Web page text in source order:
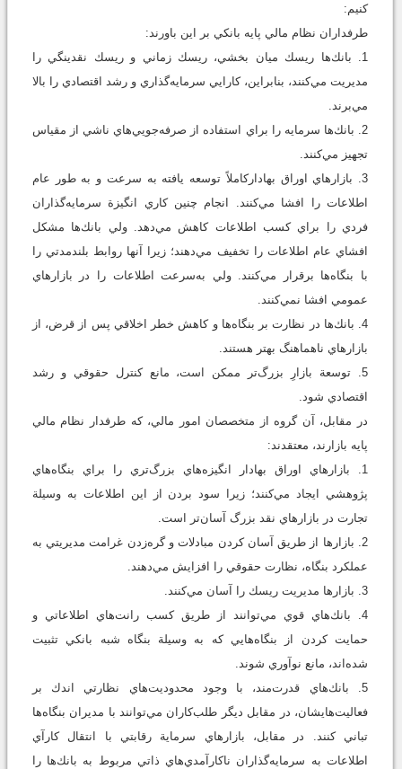
كنيم:
طرفداران نظام مالي پايه بانكي بر اين باورند:
1. بانك‌ها ريسك ميان بخشي، ريسك زماني و ريسك نقدينگي را
مديريت مي‌كنند، بنابراين، كارايي سرمايه‌گذاري و رشد اقتصادي را بالا
مي‌برند.
2. بانك‌ها سرمايه را براي استفاده از صرفه‌جويي‌هاي ناشي از مقياس
تجهيز مي‌كنند.
3. بازارهاي اوراق بهاداركاملاً توسعه يافته به سرعت و به طور عام
اطلاعات را افشا مي‌كنند. انجام چنين كاري انگيزة سرمايه‌گذاران
فردي را براي كسب اطلاعات كاهش مي‌دهد. ولي بانك‌ها مشكل
افشاي عام اطلاعات را تخفيف مي‌دهند؛ زيرا آنها روابط بلندمدتي را
با بنگاه‌ها برقرار مي‌كنند. ولي به‌سرعت اطلاعات را در بازارهاي
عمومي افشا نمي‌كنند.
4. بانك‌ها در نظارت بر بنگاه‌ها و كاهش خطر اخلاقي پس از قرض، از
بازارهاي ناهماهنگ بهتر هستند.
5. توسعة بازارِ بزرگ‌تر ممكن است، مانع كنترل حقوقي و رشد
اقتصادي شود.
در مقابل، آن گروه از متخصصان امور مالي، كه طرفدار نظام مالي
پايه بازارند، معتقدند:
1. بازارهاي اوراق بهادار انگيزه‌هاي بزرگ‌تري را براي بنگاه‌هاي
پژوهشي ايجاد مي‌كنند؛ زيرا سود بردن از اين اطلاعات به وسيلة
تجارت در بازارهاي نقد بزرگ آسان‌تر است.
2. بازارها از طريق آسان كردن مبادلات و گره‌زدن غرامت مديريتي به
عملكرد بنگاه، نظارت حقوقي را افزايش مي‌دهند.
3. بازارها مديريت ريسك را آسان مي‌كنند.
4. بانك‌هاي قوي مي‌توانند از طريق كسب رانت‌هاي اطلاعاتي و
حمايت كردن از بنگاه‌هايي كه به وسيلة بنگاه شبه بانكي تثبيت
شده‌اند، مانع نوآوري شوند.
5. بانك‌هاي قدرت‌مند، با وجود محدوديت‌هاي نظارتي اندك بر
فعاليت‌هايشان، در مقابل ديگر طلب‌كاران مي‌توانند با مديران بنگاه‌ها
تباني كنند. در مقابل، بازارهاي سرماية رقابتي با انتقال كارآي
اطلاعات به سرمايه‌گذاران ناكارآمدي‌هاي ذاتي مربوط به بانك‌ها را